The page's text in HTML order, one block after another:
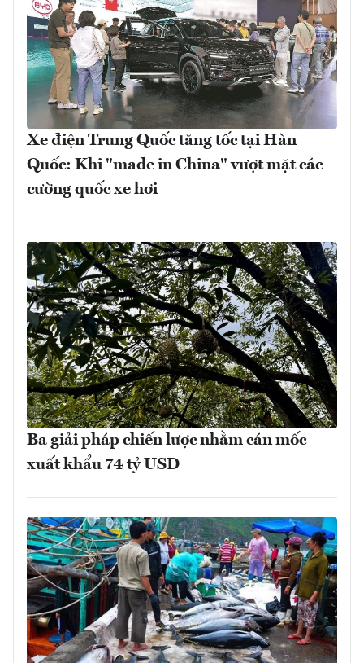
Xe điện Trung Quốc tăng tốc tại Hàn
Quốc: Khi "made in China" vượt mặt các
cường quốc xe hơi
Ba giải pháp chiến lược nhằm cán mốc
xuất khẩu 74 tỷ USD